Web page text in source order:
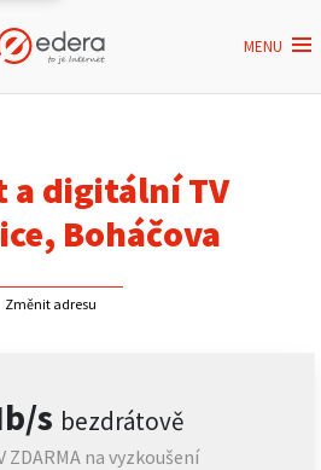
MENU
a digitální TV
Boháčova
Změnit adresu
s bezdrátově
ZDARMA na vyzkoušení